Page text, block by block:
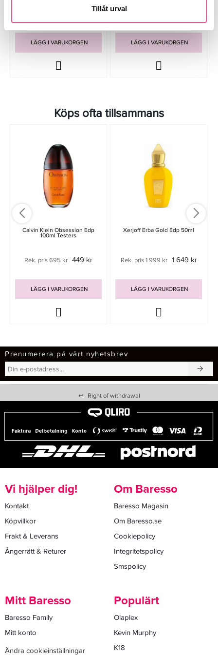
Tillåt urval
LÄGG I VARUKORGEN
Rek. pris 995 kr
LÄGG I VARUKORGEN
Köps ofta tillsammans
Calvin Klein Obsession Edp
100ml Testers
Rek. pris 695 kr 449 kr
LÄGG I VARUKORGEN
Xerjoff Erba Gold Edp 50ml
Rek. pris 1 999 kr 1 649 kr
LÄGG I VARUKORGEN
Prenumerera på vårt nyhetsbrev
↩ Right of withdrawal
Vi hjälper dig!
Kontakt
Köpvillkor
Frakt & Leverans
Ångerrätt & Returer
Om Baresso
Baresso Magasin
Om Baresso.se
Cookiepolicy
Integritetspolicy
Smspolicy
Mitt Baresso
Baresso Family
Mitt konto
Ändra cookieinställningar
Populärt
Olaplex
Kevin Murphy
K18